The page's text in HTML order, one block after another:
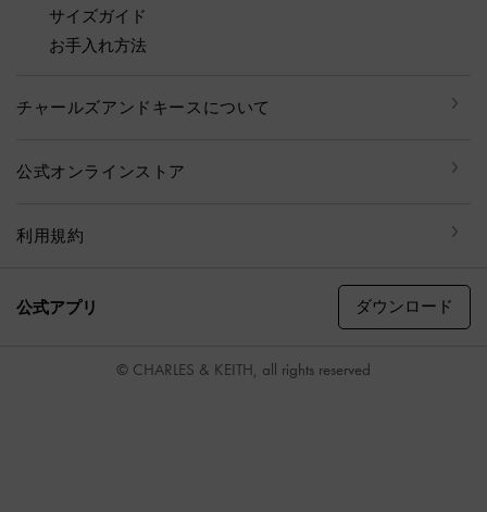
サイズガイド
お手入れ方法
チャールズアンドキースについて
公式オンラインストア
利用規約
公式アプリ ダウンロード
© CHARLES & KEITH, all rights reserved